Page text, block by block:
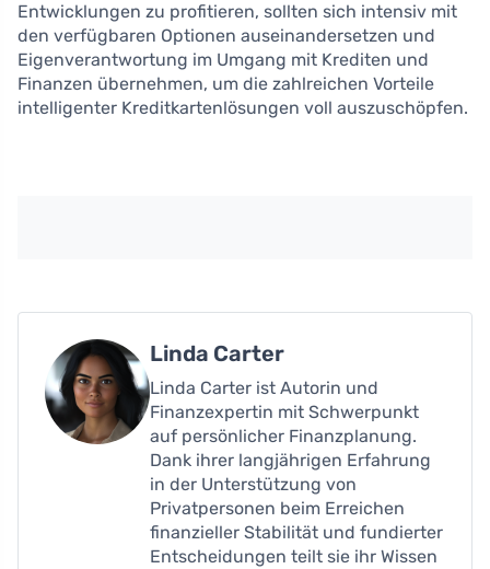
Entwicklungen zu profitieren, sollten sich intensiv mit
den verfügbaren Optionen auseinandersetzen und
Eigenverantwortung im Umgang mit Krediten und
Finanzen übernehmen, um die zahlreichen Vorteile
intelligenter Kreditkartenlösungen voll auszuschöpfen.
Linda Carter
Linda Carter ist Autorin und
Finanzexpertin mit Schwerpunkt
auf persönlicher Finanzplanung.
Dank ihrer langjährigen Erfahrung
in der Unterstützung von
Privatpersonen beim Erreichen
finanzieller Stabilität und fundierter
Entscheidungen teilt sie ihr Wissen